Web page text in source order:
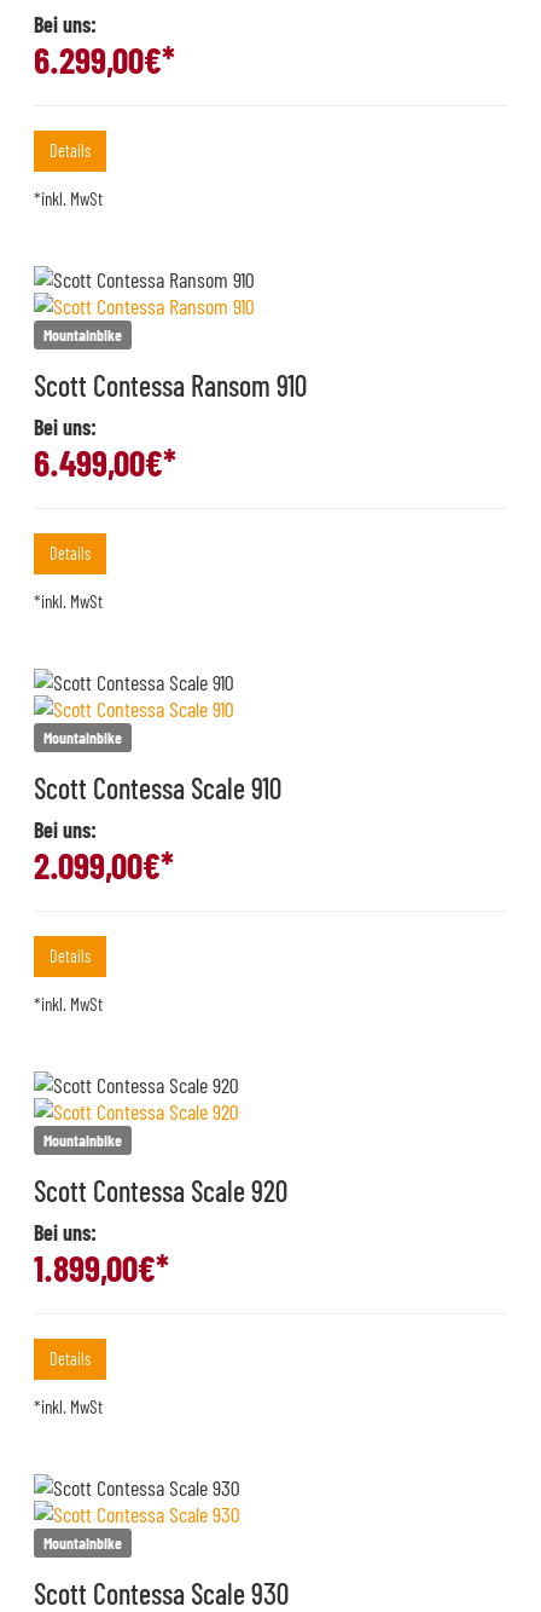
Bei uns:
6.299,00€*
Details
*inkl. MwSt
Mountainbike
Scott Contessa Ransom 910
Bei uns:
6.499,00€*
Details
*inkl. MwSt
Mountainbike
Scott Contessa Scale 910
Bei uns:
2.099,00€*
Details
*inkl. MwSt
Mountainbike
Scott Contessa Scale 920
Bei uns:
1.899,00€*
Details
*inkl. MwSt
Mountainbike
Scott Contessa Scale 930